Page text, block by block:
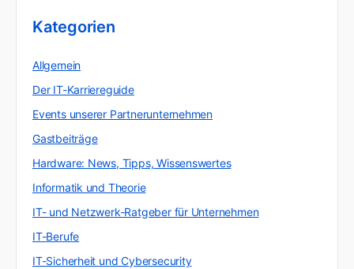
Kategorien
Allgemein
Der IT-Karriereguide
Events unserer Partnerunternehmen
Gastbeiträge
Hardware: News, Tipps, Wissenswertes
Informatik und Theorie
IT- und Netzwerk-Ratgeber für Unternehmen
IT-Berufe
IT-Sicherheit und Cybersecurity